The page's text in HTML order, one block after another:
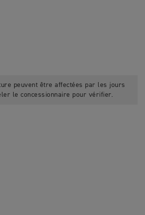
peuvent être affectées par les jours
le concessionnaire pour vérifier.